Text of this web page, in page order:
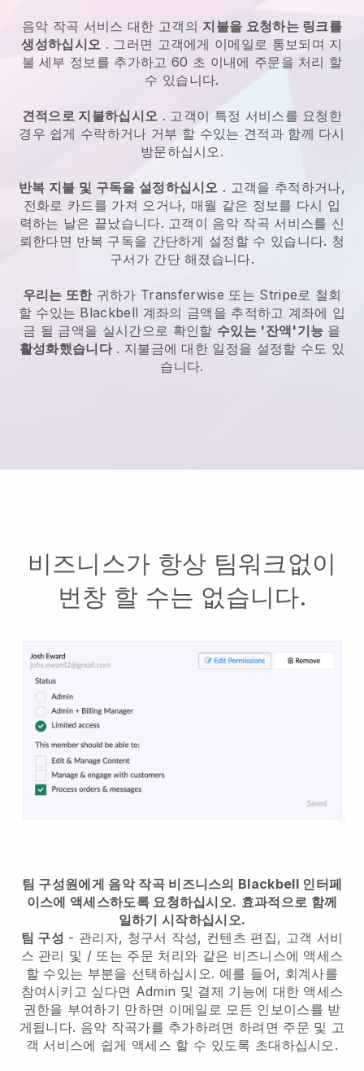
음악 작곡 서비스 대한 고객의 지불을 요청하는 링크를
생성하십시오 . 그러면 고객에게 이메일로 통보되며 지
불 세부 정보를 추가하고 60 초 이내에 주문을 처리 할
수 있습니다.
견적으로 지불하십시오 . 고객이 특정 서비스를 요청한
경우 쉽게 수락하거나 거부 할 수있는 견적과 함께 다시
방문하십시오.
반복 지불 및 구독을 설정하십시오 . 고객을 추적하거나,
전화로 카드를 가져 오거나, 매월 같은 정보를 다시 입
력하는 날은 끝났습니다. 고객이 음악 작곡 서비스를 신
뢰한다면 반복 구독을 간단하게 설정할 수 있습니다. 청
구서가 간단 해졌습니다.
우리는 또한귀하가 Transferwise 또는 Stripe로 철회
할 수있는 Blackbell 계좌의 금액을 추적하고 계좌에 입
금 될 금액을 실시간으로 확인할 수있는 '잔액'기능 을
활성화했습니다. 지불금에 대한 일정을 설정할 수도 있
습니다.
비즈니스가 항상 팀워크없이
번창 할 수는 없습니다.
팀 구성원에게 음악 작곡 비즈니스의 Blackbell 인터페
이스에 액세스하도록 요청하십시오. 효과적으로 함께
일하기 시작하십시오.
팀 구성 - 관리자, 청구서 작성, 컨텐츠 편집, 고객 서비
스 관리 및 / 또는 주문 처리와 같은 비즈니스에 액세스
할 수있는 부분을 선택하십시오. 예를 들어, 회계사를
참여시키고 싶다면 Admin 및 결제 기능에 대한 액세스
권한을 부여하기 만하면 이메일로 모든 인보이스를 받
게됩니다. 음악 작곡가를 추가하려면 하려면 주문 및 고
객 서비스에 쉽게 액세스 할 수 있도록 초대하십시오.